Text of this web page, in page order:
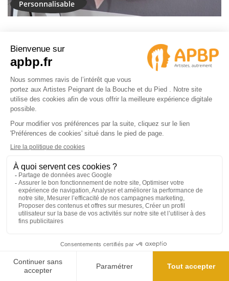
Drap de bain et gant rose poudré
30,90 €